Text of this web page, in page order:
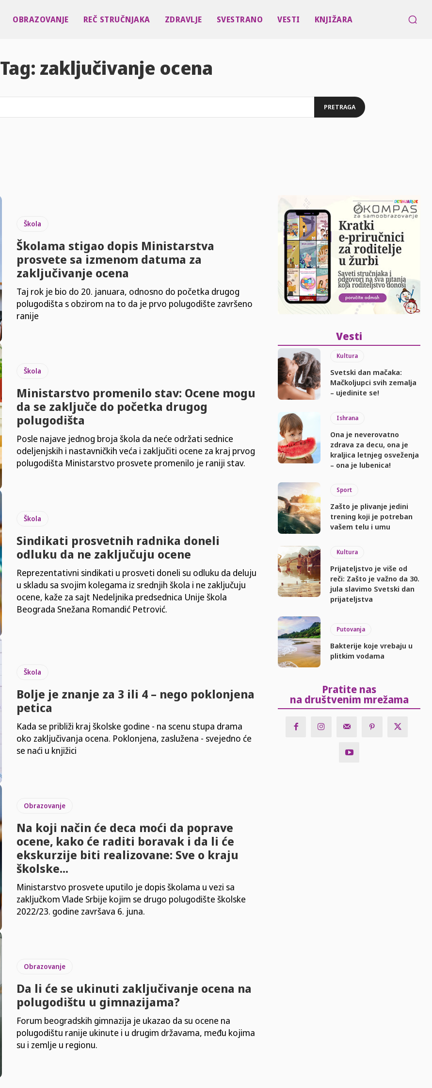
OBRAZOVANJE REČ STRUČNJAKA ZDRAVLJE SVESTRANO VESTI KNJIŽARA
Tag: zaključivanje ocena
PRETRAGA
Škola
Školama stigao dopis Ministarstva
prosvete sa izmenom datuma za
zaključivanje ocena
Taj rok je bio do 20. januara, odnosno do početka drugog
polugodišta s obzirom na to da je prvo polugodište završeno
ranije
Škola
Ministarstvo promenilo stav: Ocene mogu
da se zaključe do početka drugog
polugodišta
Posle najave jednog broja škola da neće održati sednice
odeljenjskih i nastavničkih veća i zaključiti ocene za kraj prvog
polugodišta Ministarstvo prosvete promenilo je raniji stav.
Škola
Sindikati prosvetnih radnika doneli
odluku da ne zaključuju ocene
Reprezentativni sindikati u prosveti doneli su odluku da deluju
u skladu sa svojim kolegama iz srednjih škola i ne zaključuju
ocene, kaže za sajt Nedeljnika predsednica Unije škola
Beograda Snežana Romandić Petrović.
Škola
Bolje je znanje za 3 ili 4 – nego poklonjena
petica
Kada se približi kraj školske godine - na scenu stupa drama
oko zaključivanja ocena. Poklonjena, zaslužena - svejedno će
se naći u knjižici
Obrazovanje
Na koji način će deca moći da poprave
ocene, kako će raditi boravak i da li će
ekskurzije biti realizovane: Sve o kraju
školske...
Ministarstvo prosvete uputilo je dopis školama u vezi sa
zaključkom Vlade Srbije kojim se drugo polugodište školske
2022/23. godine završava 6. juna.
Obrazovanje
Da li će se ukinuti zaključivanje ocena na
polugodištu u gimnazijama?
Forum beogradskih gimnazija je ukazao da su ocene na
polugodištu ranije ukinute i u drugim državama, među kojima
su i zemlje u regionu.
Vesti
Kultura
Svetski dan mačaka:
Mačkoljupci svih zemalja
– ujedinite se!
Ishrana
Ona je neverovatno
zdrava za decu, ona je
kraljica letnjeg osveženja
– ona je lubenica!
Sport
Zašto je plivanje jedini
trening koji je potreban
vašem telu i umu
Kultura
Prijateljstvo je više od
reči: Zašto je važno da 30.
jula slavimo Svetski dan
prijateljstva
Putovanja
Bakterije koje vrebaju u
plitkim vodama
Pratite nas
na društvenim mrežama